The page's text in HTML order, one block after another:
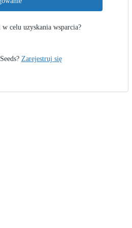
w celu uzyskania wsparcia?
Zarejestruj się